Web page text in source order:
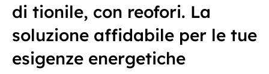
di tionile, con reofori. La
soluzione affidabile per le tue
esigenze energetiche